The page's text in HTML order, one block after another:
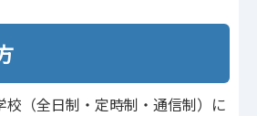
（全日制・定時制・通信制）に